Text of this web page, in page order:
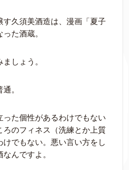
す久須美酒造は、漫画「夏子
た酒蔵。
しょう。
。
った個性があるわけでもない
ろのフィネス（洗練とか上質
けでもない。悪い言い方をし
んですよ。